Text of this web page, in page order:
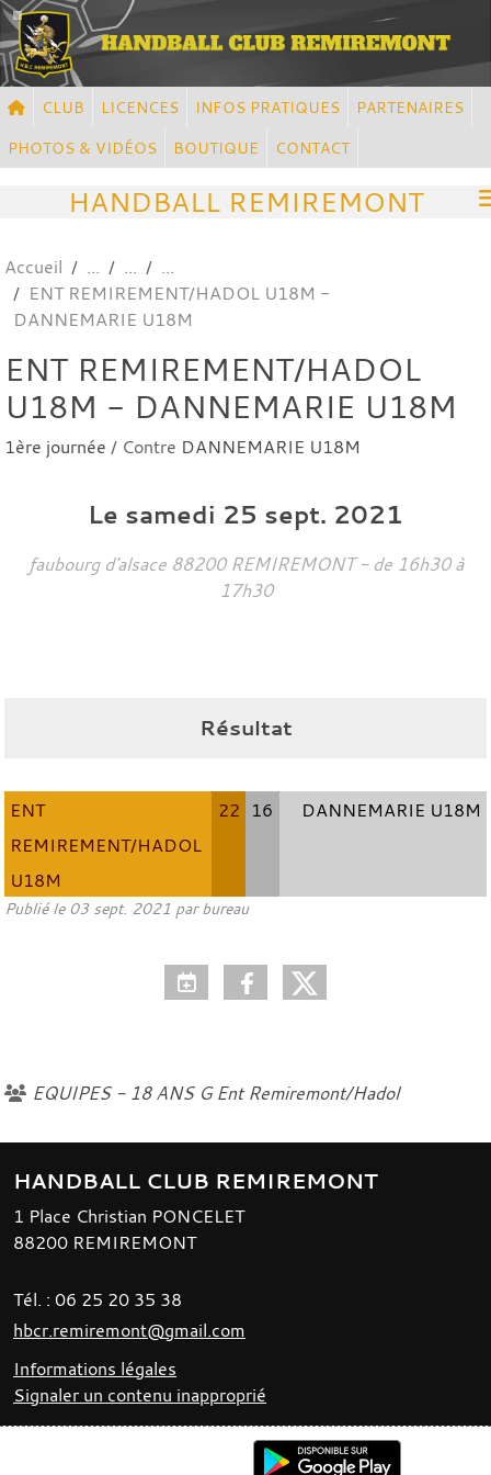
CLUB LICENCES INFOS PRATIQUES
PARTENAIRES
PHOTOS & VIDÉOS
BOUTIQUE CONTACT
HANDBALL REMIREMONT
Accueil
ENT REMIREMENT/HADOL U18M -
DANNEMARIE U18M
ENT REMIREMENT/HADOL
U18M - DANNEMARIE U18M
1ère journée / Contre DANNEMARIE U18M
Le samedi 25 sept. 2021
faubourg d'alsace 88200 REMIREMONT- de 16h30 à
17h30
Résultat
ENT
REMIREMENT/HADOL
U18M
22 16 DANNEMARIE U18M
Publié le 03 sept. 2021 par bureau
EQUIPES - 18 ANS G Ent Remiremont/Hadol
HANDBALL CLUB REMIREMONT
1 Place Christian PONCELET
88200 REMIREMONT
Tél. : 06 25 20 35 38
hbcr.remiremont@gmail.com
Informations légales
Signaler un contenu inapproprié
Panneau de gestion des cookies